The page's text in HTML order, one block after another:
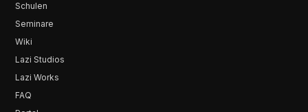
Schulen
Seminare
Wiki
Lazi Studios
Lazi Works
FAQ